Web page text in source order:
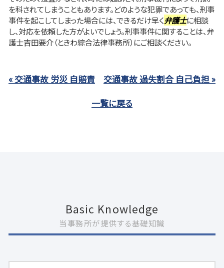
を科されてしまうこともあります。どのような犯罪であっても、刑事
事件を起こしてしまった場合には、できるだけ早く弁護士に相談
し、対応を依頼した方がよいでしょう。刑事事件に関することは、弁
護士吉田要介（ときわ綜合法律事務所）にご相談ください。
« 交通事故 労災 自賠責
交通事故 過失割合 自己負担 »
一覧に戻る
Basic Knowledge
当事務所が提供する基礎知識